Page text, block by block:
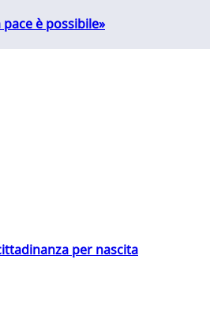
è possibile»
per nascita